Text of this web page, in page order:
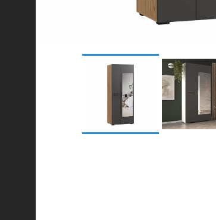
© 2021-2026 mebel.store